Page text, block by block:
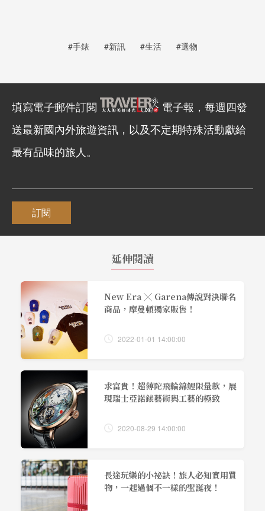
#手錶 #新訊 #生活 #選物
填寫電子郵件訂閱
電子報，每週四發
送最新國內外旅遊資訊，以及不定期特殊活動獻給
最有品味的旅人。
訂閱
延伸閱讀
New Era ╳ Garena傳說對決聯名
商品，摩曼頓獨家販售！
2022-01-01 14:00:00
求富貴！超薄陀飛輪錦鯉限量款，展
現瑞士亞諾錶藝術與工藝的極致
2020-08-29 14:00:00
長途玩樂的小祕訣！旅人必知實用買
物，一起過個不一樣的聖誕夜！